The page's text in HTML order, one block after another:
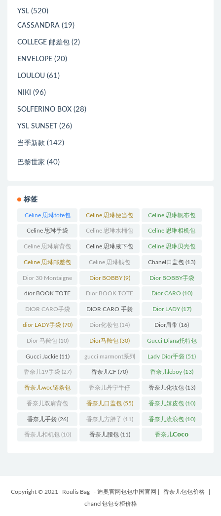
YSL (520)
CASSANDRA (19)
COLLEGE 邮差包 (2)
ENVELOPE (20)
LOULOU (61)
NIKI (96)
SOLFERINO BOX (28)
YSL SUNSET (26)
当季新款 (142)
巴黎世家 (40)
标签
Celine 思琳tote包
(23)
Celine 思琳便当包
(14)
Celine 思琳帆布包
(18)
Celine 思琳手袋
(250)
Celine 思琳水桶包
(55)
Celine 思琳相机包
(11)
Celine 思琳肩背包
(12)
Celine 思琳腋下包
(10)
Celine 思琳贝壳包
(12)
Celine 思琳邮差包
(13)
Celine 思琳钱包
(10)
Chanel口盖包 (13)
Dior 30 Montaigne
蒙田(31)
Dior BOBBY(9) Dior BOBBY手袋
(26)
dior BOOK TOTE
(12)
Dior BOOK TOTE
手袋(163)
Dior CARO (10)
DIOR CARO手袋
(11)
DIOR CARO 手袋
(31)
Dior LADY(17)
dior LADY手袋(70) Dior化妆包 (14) Dior肩带 (16)
Dior 马鞍包(10) Dior马鞍包 (30) Gucci Diana托特包
(11)
Gucci Jackie(11) gucci marmont系列
(19)
Lady Dior手袋 (51)
香奈儿19手袋 (27) 香奈儿CF (70) 香奈儿leboy (13)
香奈儿woc链条包
(11)
香奈儿丹宁牛仔
(12)
香奈儿化妆包(13)
香奈儿双肩背包
(13)
香奈儿口盖包(55) 香奈儿嬉皮包(10)
香奈儿手袋(26) 香奈儿方胖子(11) 香奈儿流浪包(10)
香奈儿相机包(10) 香奈儿腰包(11) 香奈儿𝗖𝗼𝗰𝗼
Copyright © 2021 Roulis Bag - 迪奥官网包包中国官网 香奈儿包包价格
chanel包包专柜价格